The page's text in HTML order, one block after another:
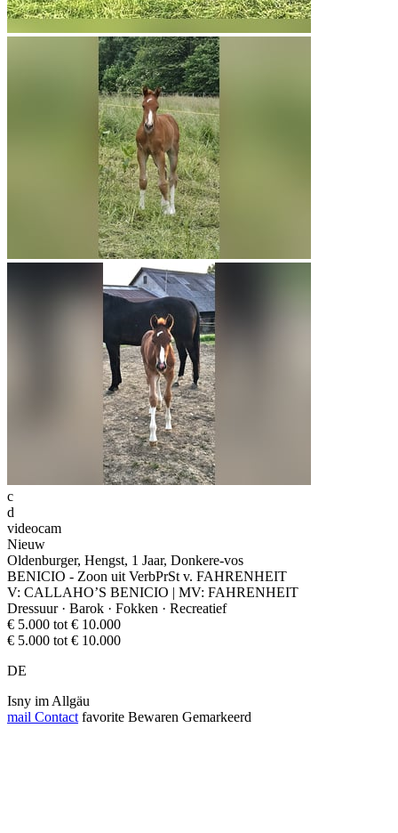
c
d
videocam
Nieuw
Oldenburger, Hengst, 1 Jaar, Donkere-vos
BENICIO - Zoon uit VerbPrSt v. FAHRENHEIT
V: CALLAHO’S BENICIO | MV: FAHRENHEIT
Dressuur · Barok · Fokken · Recreatief
€ 5.000 tot € 10.000
€ 5.000 tot € 10.000
DE
Isny im Allgäu
mail Contact favorite Bewaren Gemarkeerd